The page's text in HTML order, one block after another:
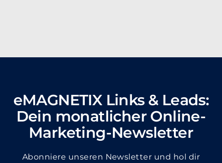
eMAGNETIX Links & Leads:
Dein monatlicher Online-
Marketing-Newsletter
Abonniere unseren Newsletter und hol dir